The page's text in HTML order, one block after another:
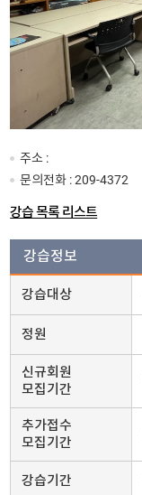
주소 :
문의전화 :209-4372
강습 목록 리스트
강습정보
강습대상
정원
신규회원
모집기간
추가접수
모집기간
강습기간